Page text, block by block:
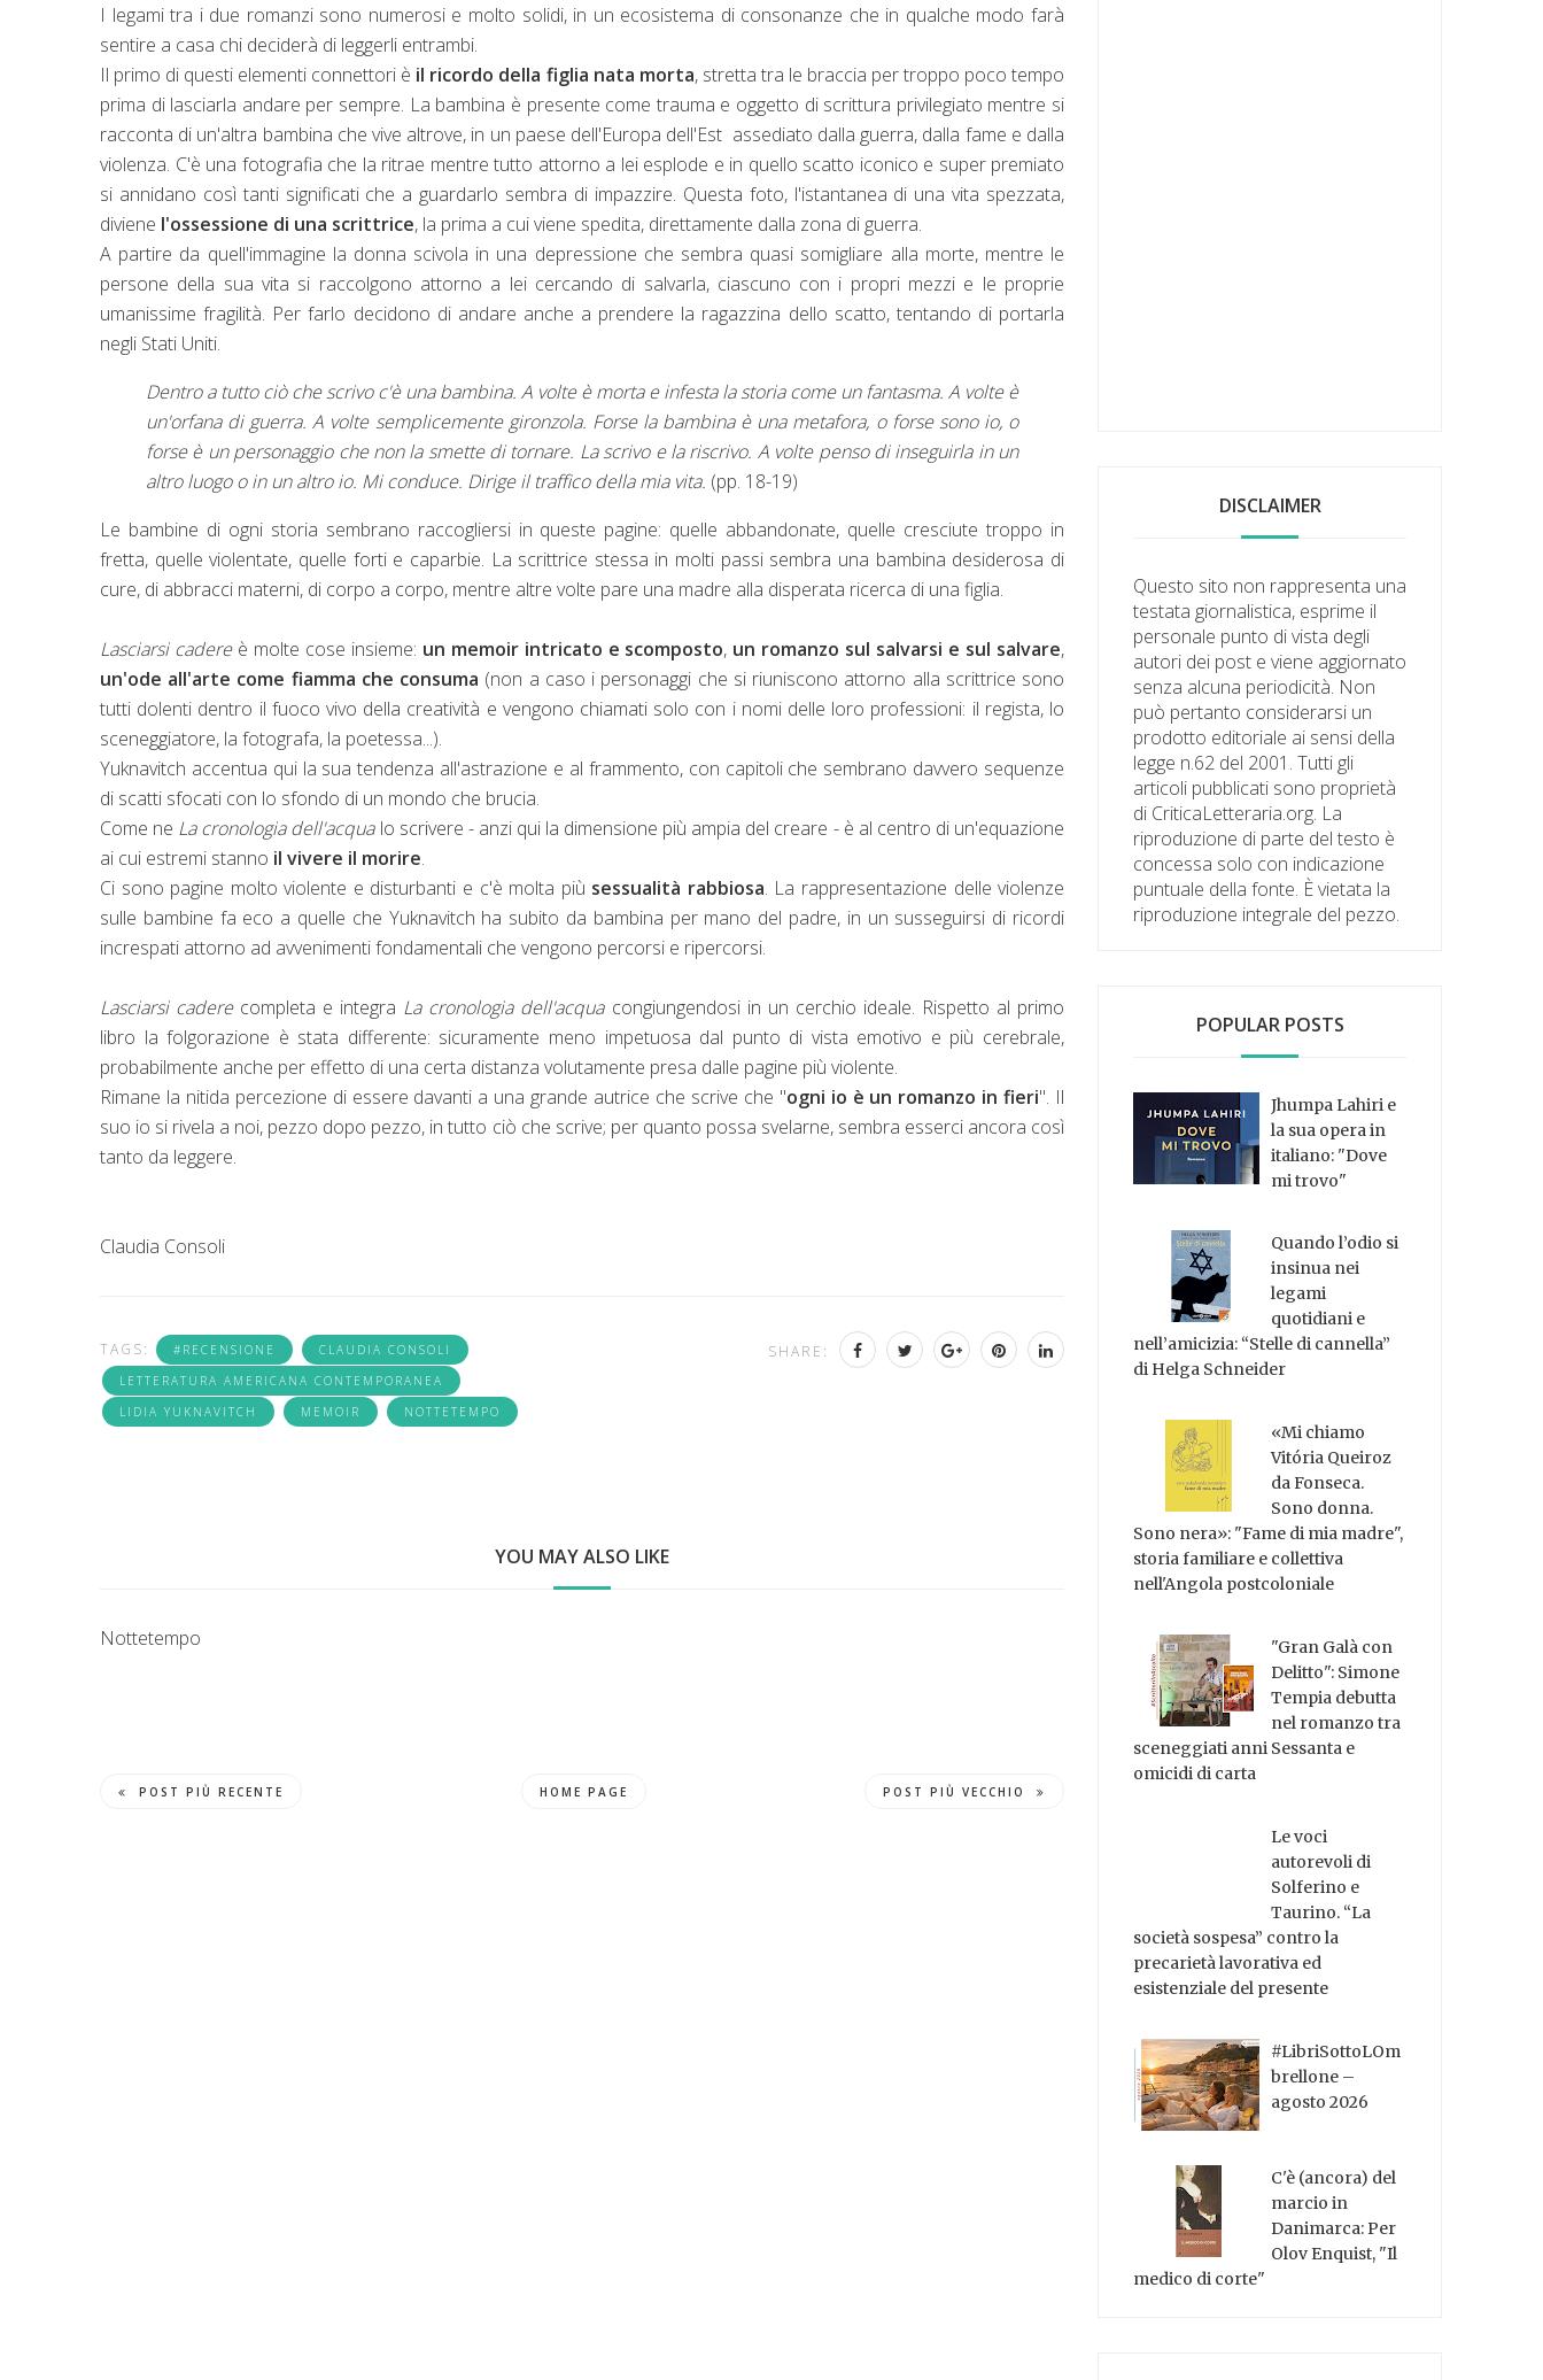
I legami tra i due romanzi sono numerosi e molto solidi, in un ecosistema di consonanze che in qualche modo farà
sentire a casa chi deciderà di leggerli entrambi.
Il primo di questi elementi connettori è il ricordo della figlia nata morta, stretta tra le braccia per troppo poco tempo
prima di lasciarla andare per sempre. La bambina è presente come trauma e oggetto di scrittura privilegiato mentre si
racconta di un'altra bambina che vive altrove, in un paese dell'Europa dell'Est assediato dalla guerra, dalla fame e dalla
violenza. C'è una fotografia che la ritrae mentre tutto attorno a lei esplode e in quello scatto iconico e super premiato
si annidano così tanti significati che a guardarlo sembra di impazzire. Questa foto, l'istantanea di una vita spezzata,
diviene l'ossessione di una scrittrice, la prima a cui viene spedita, direttamente dalla zona di guerra.
A partire da quell'immagine la donna scivola in una depressione che sembra quasi somigliare alla morte, mentre le
persone della sua vita si raccolgono attorno a lei cercando di salvarla, ciascuno con i propri mezzi e le proprie
umanissime fragilità. Per farlo decidono di andare anche a prendere la ragazzina dello scatto, tentando di portarla
negli Stati Uniti.
Dentro a tutto ciò che scrivo c'è una bambina. A volte è morta e infesta la storia come un fantasma. A volte è
un'orfana di guerra. A volte semplicemente gironzola. Forse la bambina è una metafora, o forse sono io, o
forse è un personaggio che non la smette di tornare. La scrivo e la riscrivo. A volte penso di inseguirla in un
altro luogo o in un altro io. Mi conduce. Dirige il traffico della mia vita. (pp. 18-19)
Le bambine di ogni storia sembrano raccogliersi in queste pagine: quelle abbandonate, quelle cresciute troppo in
fretta, quelle violentate, quelle forti e caparbie. La scrittrice stessa in molti passi sembra una bambina desiderosa di
cure, di abbracci materni, di corpo a corpo, mentre altre volte pare una madre alla disperata ricerca di una figlia.
Lasciarsi cadereè molte cose insieme: un memoir intricato e scomposto, un romanzo sul salvarsi e sul salvare,
un'ode all'arte come fiamma che consuma (non a caso i personaggi che si riuniscono attorno alla scrittrice sono
tutti dolenti dentro il fuoco vivo della creatività e vengono chiamati solo con i nomi delle loro professioni: il regista, lo
sceneggiatore, la fotografa, la poetessa...).
Yuknavitch accentua qui la sua tendenza all'astrazione e al frammento, con capitoli che sembrano davvero sequenze
di scatti sfocati con lo sfondo di un mondo che brucia.
Come ne La cronologia dell'acqualo scrivere - anzi qui la dimensione più ampia del creare - è al centro di un'equazione
ai cui estremi stanno il vivere il morire.
Ci sono pagine molto violente e disturbanti e c'è molta più sessualità rabbiosa. La rappresentazione delle violenze
sulle bambine fa eco a quelle che Yuknavitch ha subito da bambina per mano del padre, in un susseguirsi di ricordi
increspati attorno ad avvenimenti fondamentali che vengono percorsi e ripercorsi.
Lasciarsi caderecompleta e integra La cronologia dell'acquacongiungendosi in un cerchio ideale. Rispetto al primo
libro la folgorazione è stata differente: sicuramente meno impetuosa dal punto di vista emotivo e più cerebrale,
probabilmente anche per effetto di una certa distanza volutamente presa dalle pagine più violente.
Rimane la nitida percezione di essere davanti a una grande autrice che scrive che "ogni io è un romanzo in fieri". Il
suo io si rivela a noi, pezzo dopo pezzo, in tutto ciò che scrive; per quanto possa svelarne, sembra esserci ancora così
tanto da leggere.
Claudia Consoli
TAGS: #RECENSIONE
CLAUDIA CONSOLI
LETTERATURA AMERICANA CONTEMPORANEA
LIDIA YUKNAVITCH
MEMOIR NOTTETEMPO
SHARE:
YOU MAY ALSO LIKE
Nottetempo
POST PIÙ RECENTE HOME PAGE POST PIÙ VECCHIO
DISCLAIMER
Questo sito non rappresenta una
testata giornalistica, esprime il
personale punto di vista degli
autori dei post e viene aggiornato
senza alcuna periodicità. Non
può pertanto considerarsi un
prodotto editoriale ai sensi della
legge n.62 del 2001. Tutti gli
articoli pubblicati sono proprietà
di CriticaLetteraria.org. La
riproduzione di parte del testo è
concessa solo con indicazione
puntuale della fonte. È vietata la
riproduzione integrale del pezzo.
POPULAR POSTS
Jhumpa Lahiri e
la sua opera in
italiano: "Dove
mi trovo"
Quando l’odio si
insinua nei
legami
quotidiani e
nell’amicizia: “Stelle di cannella”
di Helga Schneider
«Mi chiamo
Vitória Queiroz
da Fonseca.
Sono donna.
Sono nera»: "Fame di mia madre",
storia familiare e collettiva
nell'Angola postcoloniale
"Gran Galà con
Delitto": Simone
Tempia debutta
nel romanzo tra
sceneggiati anni Sessanta e
omicidi di carta
Le voci
autorevoli di
Solferino e
Taurino. “La
società sospesa” contro la
precarietà lavorativa ed
esistenziale del presente
#LibriSottoLOm
brellone –
agosto 2026
C'è (ancora) del
marcio in
Danimarca: Per
Olov Enquist, "Il
medico di corte"